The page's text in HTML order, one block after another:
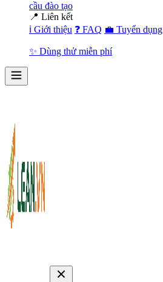
cầu đào tạo
📍 Liên kết
ℹ️ Giới thiệu ❓ FAQ 💼 Tuyển dụng
✨ Dùng thử miễn phí